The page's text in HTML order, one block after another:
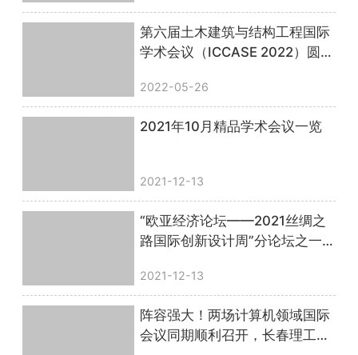
第六届土木建筑与结构工程国际
学术会议（ICCASE 2022）圆满
2022-05-26
2021年10月精品学术会议一览
2021-12-13
“欧亚经济论坛——2021丝绸之
路国际创新设计周”分论坛之一
举办
2021-12-13
阵容强大！两场计算机领域国际
会议同期顺利召开，长春理工大